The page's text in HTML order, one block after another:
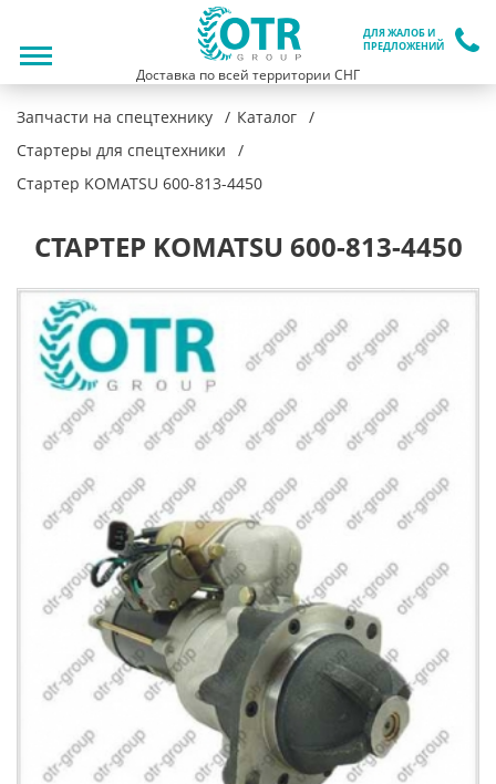
ДЛЯ ЖАЛОБ И
ПРЕДЛОЖЕНИЙ
Доставка по всей территории СНГ
Запчасти на спецтехнику
Каталог
Стартеры для спецтехники
Стартер KOMATSU 600-813-4450
СТАРТЕР KOMATSU 600-813-4450